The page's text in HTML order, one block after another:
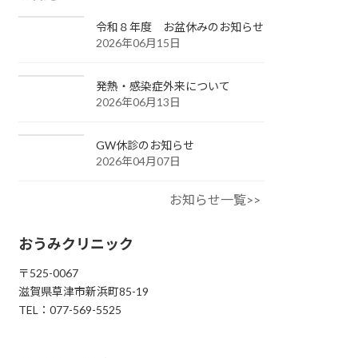
令和８年度 お盆休みのお知らせ
2026年06月15日
発熱・感染症外来について
2026年06月13日
GW休診のお知らせ
2026年04月07日
お知らせ一覧>>
おうみクリニック
〒525-0067
滋賀県草津市新浜町85-19
TEL：077-569-5525